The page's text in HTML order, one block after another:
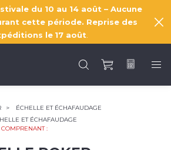
du 10 au 14 août – Aucune
cette période. Reprise des
le 17 août
ÉCHELLE ET ÉCHAFAUDAGE
ET ÉCHAFAUDAGE
: